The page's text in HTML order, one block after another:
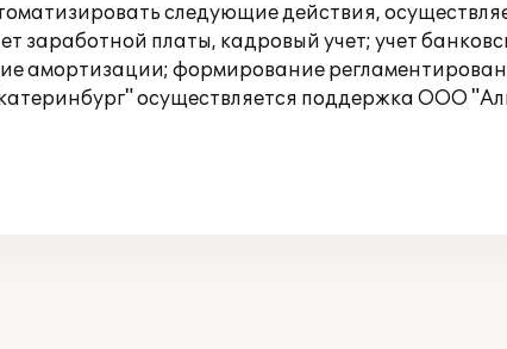
следующие действия,
заработной платы, кадровый учет; учет
амортизации; формирование
осуществляется поддержка ООО